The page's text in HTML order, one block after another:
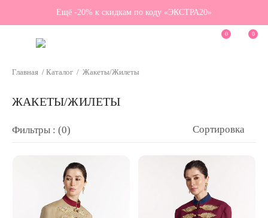
0 0
Главная / Каталог / Жакеты/Жилеты
Ещё -20% к скидкам по коду «ЭКСТРА20»
ЖАКЕТЫ/ЖИЛЕТЫ
Фильтры : (0) Сортировка